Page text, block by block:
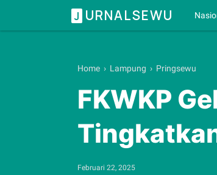
J URNALSEWU
Home › Lampung › Pringsewu
FKWKP
Februari 22, 2025